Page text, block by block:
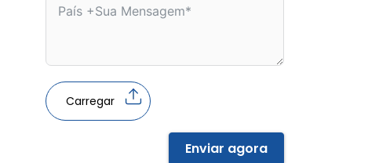
Carregar
Enviar agora